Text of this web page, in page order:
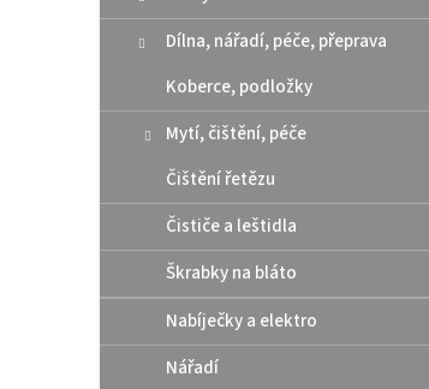
Dílna, nářadí, péče, přeprava
Koberce, podložky
Mytí, čištění, péče
Čištění řetězu
Čističe a leštidla
Škrabky na bláto
Nabíječky a elektro
Nářadí